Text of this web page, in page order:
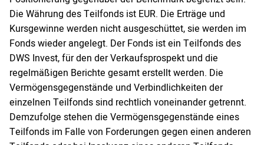
Die Währung des Teilfonds ist EUR. Die Erträge und
Kursgewinne werden nicht ausgeschüttet, sie werden im
Fonds wieder angelegt. Der Fonds ist ein Teilfonds des
DWS Invest, für den der Verkaufsprospekt und die
regelmäßigen Berichte gesamt erstellt werden. Die
Vermögensgegenstände und Verbindlichkeiten der
einzelnen Teilfonds sind rechtlich voneinander getrennt.
Demzufolge stehen die Vermögensgegenstände eines
Teilfonds im Falle von Forderungen gegen einen anderen